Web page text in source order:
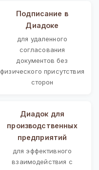
Подписание в
Диадоке
для удаленного
согласования
документов без
физического присутствия
сторон
Диадок для
производственных
предприятий
для эффективного
взаимодействия с